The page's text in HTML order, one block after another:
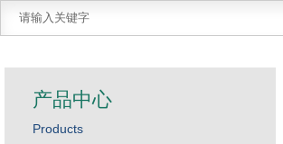
产品中心
Products